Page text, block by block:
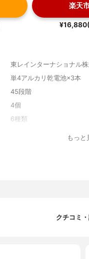
楽天
東レインターナショナル
単4アルカリ乾電池×3本
45段階
4個
6種類
Mサイズ:税込1,944円・L
もっと
クチコミ